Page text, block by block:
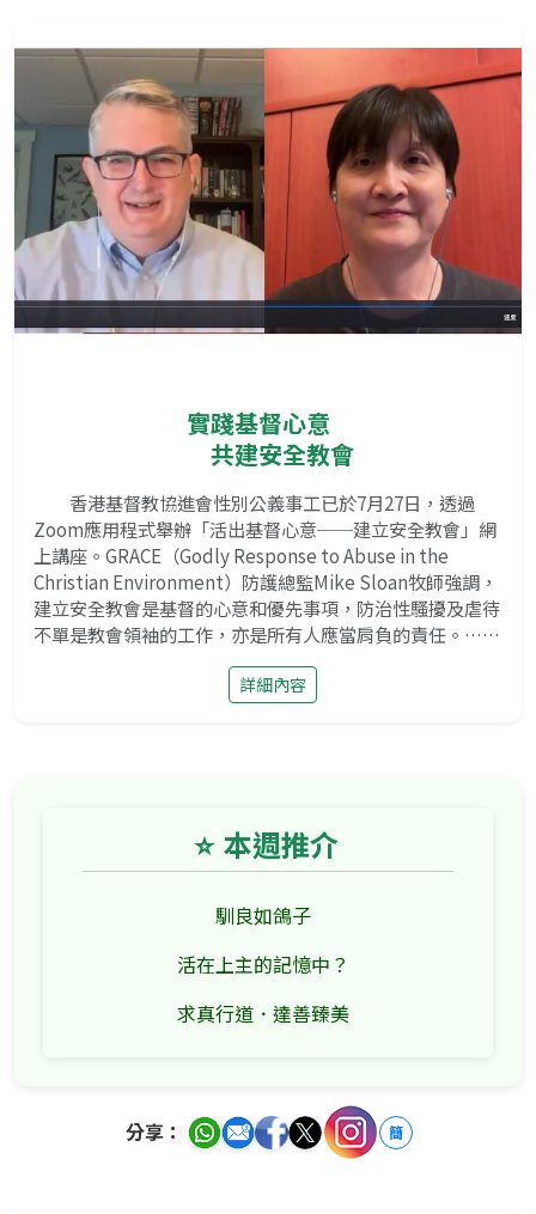
實踐基督心意
共建安全教會
香港基督教協進會性別公義事工已於7月27日，透過
Zoom應用程式舉辦「活出基督心意──建立安全教會」網
上講座。GRACE（Godly Response to Abuse in the
Christian Environment）防護總監Mike Sloan牧師強調，
建立安全教會是基督的心意和優先事項，防治性騷擾及虐待
不單是教會領袖的工作，亦是所有人應當肩負的責任。……
詳細內容
⭐ 本週推介
馴良如鴿子
活在上主的記憶中？
求真行道．達善臻美
分享： 簡